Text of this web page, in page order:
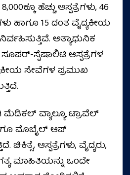
ಹೆಚ್ಚು ಆಸ್ಪತ್ರೆಗಳು, 46
ಹಾಗೂ 15 ದಂತ ವೈದ್ಯಕೀಯ
ಅತ್ಯಾಧುನಿಕ
ಸ್ಪೆಷಾಲಿಟಿ ಆಸ್ಪತ್ರೆಗಳ
ಸೇವೆಗಳ ಪ್ರಮುಖ
ವ್ಯಾಲ್ಯೂ ಟ್ರಾವೆಲ್
ಮೊಬೈಲ್ ಆಪ್‌
ಚಿಕಿತ್ಸೆ, ಆಸ್ಪತ್ರೆಗಳು, ವೈದ್ಯರು,
ಮಾಹಿತಿಯನ್ನು ಒಂದೇ